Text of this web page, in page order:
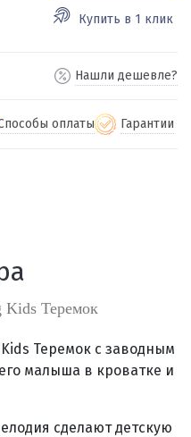
Купить в 1 клик
Нашли дешевле?
оплаты
(для
лиц
Гарантии
Теремок
Теремок с заводным
малыша в кроватке и
сделают детскую